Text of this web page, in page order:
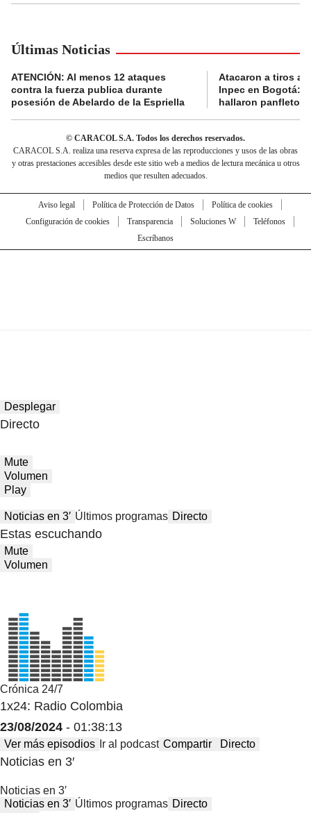
Últimas Noticias
ATENCIÓN: Al menos 12 ataques
contra la fuerza publica durante
posesión de Abelardo de la Espriella
Atacaron a tiros a
Inpec en Bogotá:
hallaron panfletos
© CARACOL S.A. Todos los derechos reservados.
CARACOL S.A. realiza una reserva expresa de las reproducciones y usos de las obras
y otras prestaciones accesibles desde este sitio web a medios de lectura mecánica u otros
medios que resulten adecuados.
Aviso legal Política de Protección de Datos
Política de cookies
Configuración de cookies
Transparencia Soluciones W
Teléfonos
Escríbanos
Desplegar
Directo
Mute
Volumen
Play
Noticias en 3′ Últimos programas Directo
Estas escuchando
Mute
Volumen
Crónica 24/7
1x24: Radio Colombia
23/08/2024 - 01:38:13
Ver más episodios Ir al podcast Compartir Directo
Noticias en 3′
Noticias en 3′
Noticias en 3′ Últimos programas Directo